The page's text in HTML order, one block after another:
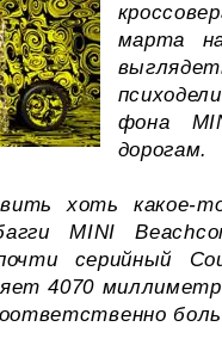
марта
фона
дорогам.
хоть какое-
MINI
серийный
4070